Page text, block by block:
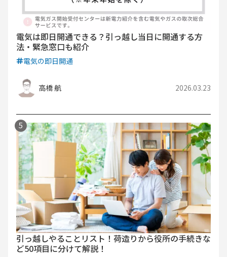
電気は即日開通できる？引っ越し当日に開通する方
法・緊急窓口も紹介
電気の即日開通
高橋 航 2026.03.23
引っ越しやることリスト！荷造りから役所の手続きな
ど50項目に分けて解説！